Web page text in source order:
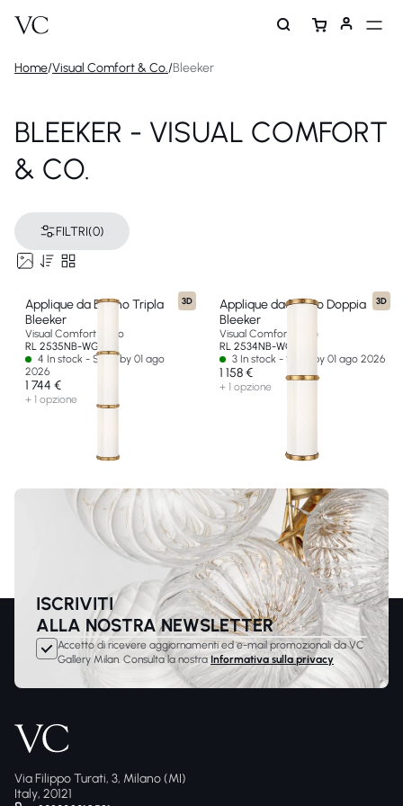
Home/Visual Comfort & Co./Bleeker
BLEEKER - VISUAL COMFORT
& CO.
FILTRI(0)
3D
Applique da Bagno Tripla
Bleeker
Visual Comfort & Co
RL 2535NB-WG-EU
4 In stock - Ships by 01 ago
2026
1 744 €
+ 1 opzione
3D
Applique da Bagno Doppia
Bleeker
Visual Comfort & Co
RL 2534NB-WG-EU
3 In stock - Ships by 01 ago 2026
1 158 €
+ 1 opzione
ISCRIVITI
ALLA NOSTRA NEWSLETTER
Accetto di ricevere aggiornamenti ed e-mail promozionali da VC
Gallery Milan. Consulta la nostra Informativa sulla privacy
Via Filippo Turati, 3, Milano (MI)
Italy, 20121